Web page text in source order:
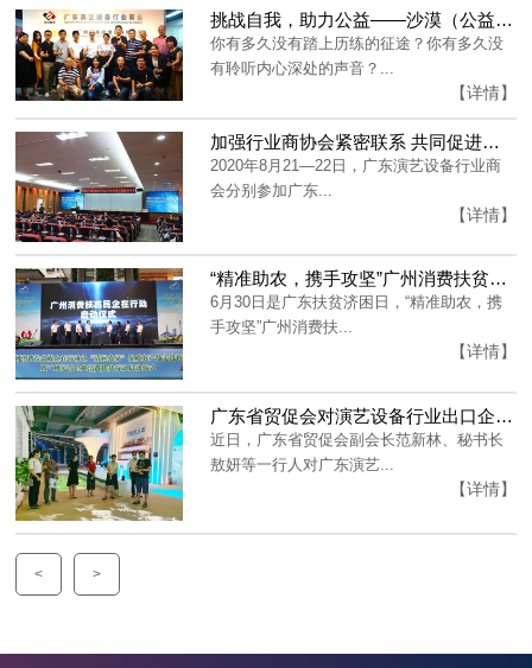
挑战自我，助力公益——沙漠（公益）徒步挑战赛宣讲会顺利举办！
你有多久没有踏上历练的征途？你有多久没
有聆听内心深处的声音？...
【详情】
加强行业商协会紧密联系 共同促进行业健康发展
2020年8月21—22日，广东演艺设备行业商
会分别参加广东...
【详情】
“精准助农，携手攻坚”广州消费扶贫媒企在行动
6月30日是广东扶贫济困日，“精准助农，携
手攻坚”广州消费扶...
【详情】
广东省贸促会对演艺设备行业出口企业进行实地调研！
近日，广东省贸促会副会长范新林、秘书长
敖妍等一行人对广东演艺...
【详情】
< >